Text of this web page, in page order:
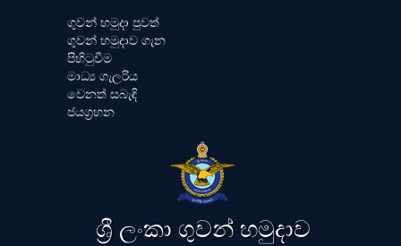
ගුවන් හමුදා පුවත්
ගුවන් හමුදාව ගැන
පිහිටුවීම
මාධ්‍ය ගැලරිය
වෙනත් සබැඳි
ජයග්‍රහන
ශ්‍රී ලංකා ගුවන් හමුදාව